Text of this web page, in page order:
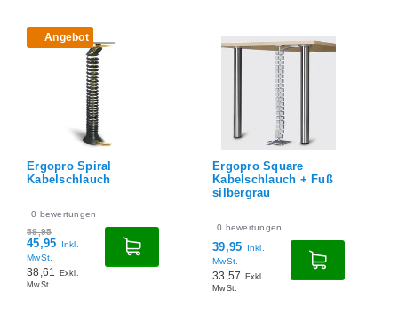
Angebot
Ergopro Spiral
Kabelschlauch
0 bewertungen
59,95
45,95
Inkl.
MwSt.
38,61
Exkl.
MwSt.
Ergopro Square
Kabelschlauch + Fuß
silbergrau
0 bewertungen
39,95
Inkl.
MwSt.
33,57
Exkl.
MwSt.